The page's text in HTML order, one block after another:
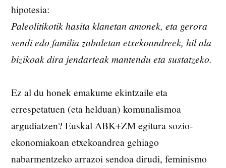
hipotesia:
Paleolitikotik hasita klanetan amonek, eta gerora
sendi edo familia zabaletan etxekoandreek, hil ala
bizikoak dira jendarteak mantendu eta sustatzeko.
Ez al du honek emakume ekintzaile eta
errespetatuen (eta helduan) komunalismoa
argudiatzen? Euskal ABK+ZM egitura sozio-
ekonomiakoan etxekoandrea gehiago
nabarmentzeko arrazoi sendoa dirudi, feminismo